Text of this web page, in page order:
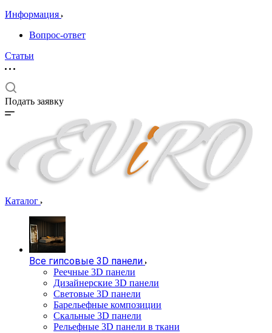
Информация
Вопрос-ответ
Статьи
Подать заявку
Каталог
Все гипсовые 3D панели
Реечные 3D панели
Дизайнерские 3D панели
Световые 3D панели
Барельефные композиции
Скальные 3D панели
Рельефные 3D панели в ткани